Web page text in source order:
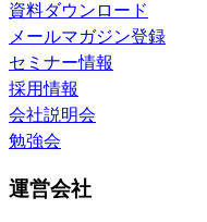
資料ダウンロード
メールマガジン登録
セミナー情報
採用情報
会社説明会
勉強会
運営会社